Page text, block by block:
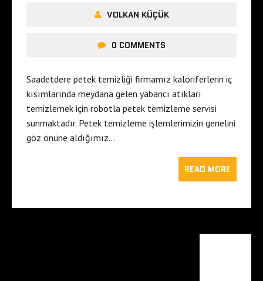
VOLKAN KÜÇÜK
0 COMMENTS
Saadetdere petek temizliği firmamız kaloriferlerin iç
kısımlarında meydana gelen yabancı atıkları
temizlemek için robotla petek temizleme servisi
sunmaktadır. Petek temizleme işlemlerimizin genelini
göz önüne aldığımız…
READ MORE